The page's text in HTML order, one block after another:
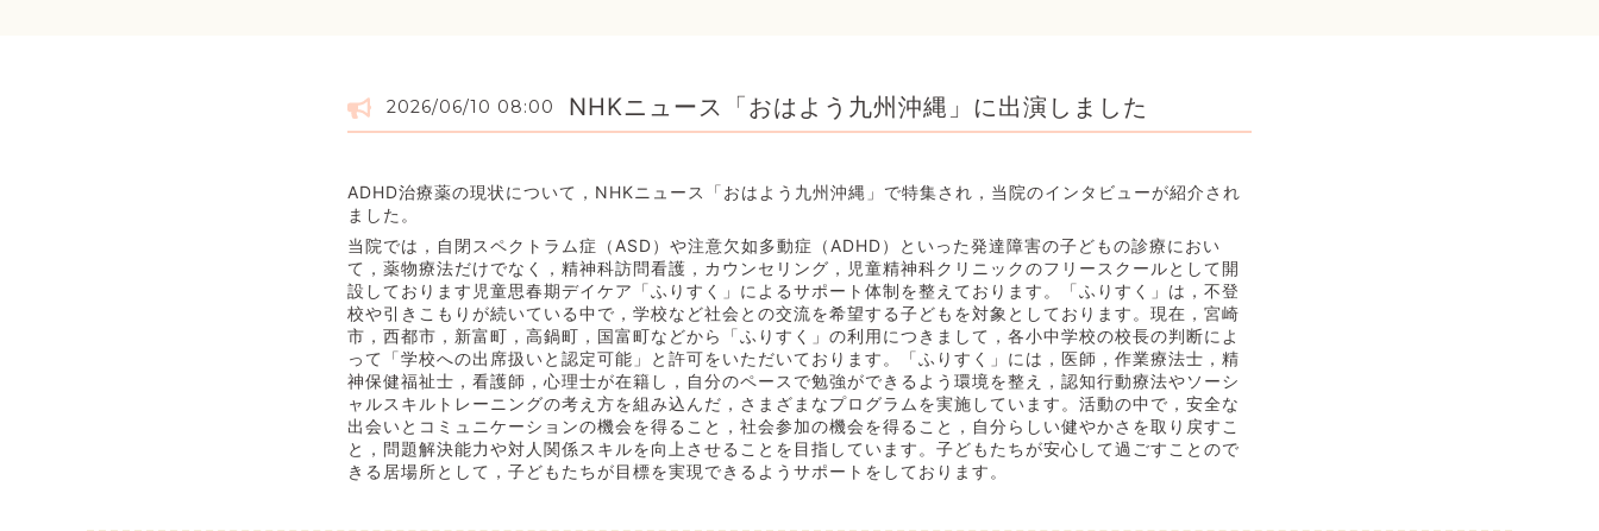
2026/06/10 08:00 NHKニュース「おはよう九州沖縄」に出演しました
ADHD治療薬の現状について，NHKニュース「おはよう九州沖縄」で特集され，当院のインタビューが紹介され
ました。
当院では，自閉スペクトラム症（ASD）や注意欠如多動症（ADHD）といった発達障害の子どもの診療におい
て，薬物療法だけでなく，精神科訪問看護，カウンセリング，児童精神科クリニックのフリースクールとして開
設しております児童思春期デイケア「ふりすく」によるサポート体制を整えております。「ふりすく」は，不登
校や引きこもりが続いている中で，学校など社会との交流を希望する子どもを対象としております。現在，宮崎
市，西都市，新富町，高鍋町，国富町などから「ふりすく」の利用につきまして，各小中学校の校長の判断によ
って「学校への出席扱いと認定可能」と許可をいただいております。「ふりすく」には，医師，作業療法士，精
神保健福祉士，看護師，心理士が在籍し，自分のペースで勉強ができるよう環境を整え，認知行動療法やソーシ
ャルスキルトレーニングの考え方を組み込んだ，さまざまなプログラムを実施しています。活動の中で，安全な
出会いとコミュニケーションの機会を得ること，社会参加の機会を得ること，自分らしい健やかさを取り戻すこ
と，問題解決能力や対人関係スキルを向上させることを目指しています。子どもたちが安心して過ごすことので
きる居場所として，子どもたちが目標を実現できるようサポートをしております。